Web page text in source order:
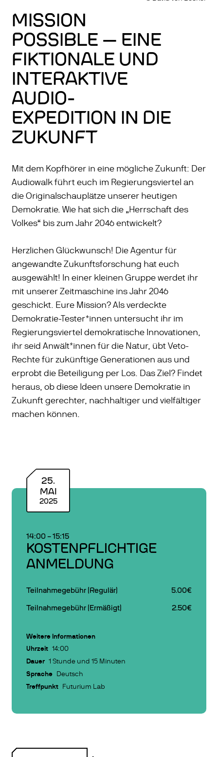
MISSION
POSSIBLE — EINE
FIKTIONALE UND
INTERAKTIVE
AUDIO-
EXPEDITION IN DIE
ZUKUNFT
Mit dem Kopfhörer in eine mögliche Zukunft: Der
Audiowalk führt euch im Regierungsviertel an
die Originalschauplätze unserer heutigen
Demokratie. Wie hat sich die „Herrschaft des
Volkes“ bis zum Jahr 2046 entwickelt?
Herzlichen Glückwunsch! Die Agentur für
angewandte Zukunftsforschung hat euch
ausgewählt! In einer kleinen Gruppe werdet ihr
mit unserer Zeitmaschine ins Jahr 2046
geschickt. Eure Mission? Als verdeckte
Demokratie-Tester*innen untersucht ihr im
Regierungsviertel demokratische Innovationen,
ihr seid Anwält*innen für die Natur, übt Veto-
Rechte für zukünftige Generationen aus und
erprobt die Beteiligung per Los. Das Ziel? Findet
heraus, ob diese Ideen unsere Demokratie in
Zukunft gerechter, nachhaltiger und vielfältiger
machen können.
25.
MAI
2025
14:00 –15:15
KOSTENPFLICHTIGE
ANMELDUNG
Teilnahmegebühr (Regulär) 5.00€
Teilnahmegebühr (Ermäßigt) 2.50€
Weitere Informationen
Uhrzeit 14:00
Dauer 1 Stunde und 15 Minuten
Sprache Deutsch
Treffpunkt Futurium Lab